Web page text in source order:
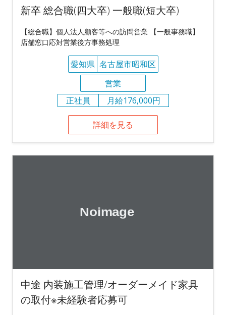
新卒 総合職(四大卒) 一般職(短大卒)
【総合職】個人法人顧客等への訪問営業 【一般事務職】
店舗窓口応対営業後方事務処理
愛知県 名古屋市昭和区
営業
正社員
月給176,000円
詳細を見る
中途 内装施工管理/オーダーメイド家具
の取付※未経験者応募可